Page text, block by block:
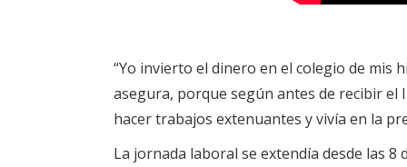
“Yo invierto el dinero en el colegio de mis
asegura, porque según antes de recibir el
hacer trabajos extenuantes y vivía en la
La jornada laboral se extendía desde las